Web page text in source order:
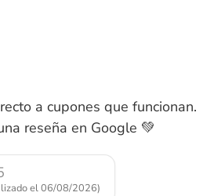
a cupones que funcionan.
reseña en Google 💚
el 06/08/2026)